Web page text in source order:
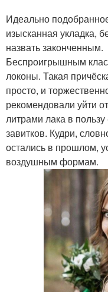
Идеально
изысканная укладка,
назвать законченным.
Беспроигрышным
локоны. Такая
просто, и
рекомендовали уйти
литрами лака в
завитков. Кудри,
остались в прошлом,
воздушным формам.